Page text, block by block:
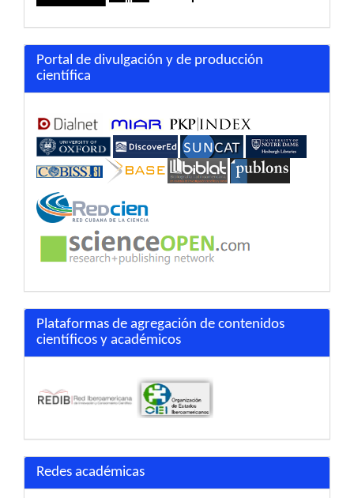
Portal de divulgación y de producción
científica
Plataformas de agregación de contenidos
científicos y académicos
Redes académicas